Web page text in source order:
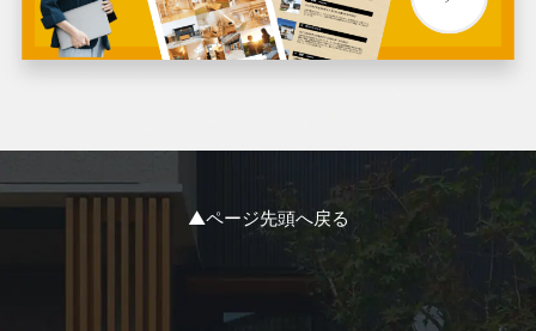
2024年2月
2023年11月
▲ページ先頭へ戻る